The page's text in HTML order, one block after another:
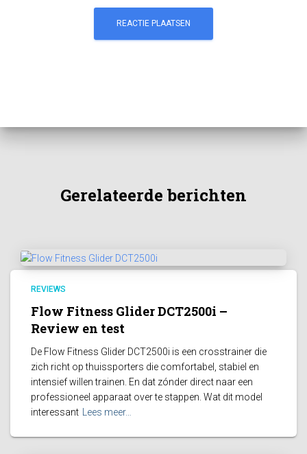
Gerelateerde berichten
REVIEWS
Flow Fitness Glider DCT2500i –
Review en test
De Flow Fitness Glider DCT2500i is een crosstrainer die
zich richt op thuissporters die comfortabel, stabiel en
intensief willen trainen. En dat zónder direct naar een
professioneel apparaat over te stappen. Wat dit model
interessant Lees meer…